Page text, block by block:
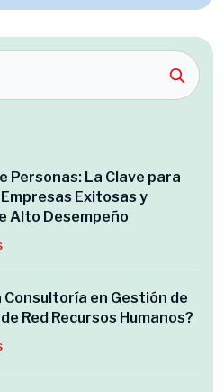
Personas: La Clave para
Exitosas y
Alto Desempeño
Consultoría en Gestión de
Red Recursos Humanos?